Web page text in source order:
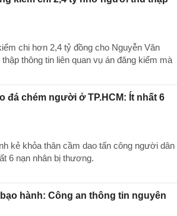
chi hơn 2,4 tỷ đồng cho Nguyễn Văn
thông tin liên quan vụ án đăng kiểm mà
đá chém người ở TP.HCM: Ít nhất 6
kẻ khỏa thân cầm dao tấn công người dân
6 nạn nhân bị thương.
hành: Công an thông tin nguyên